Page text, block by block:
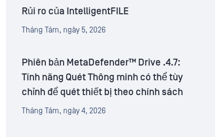
Rủi ro của IntelligentFILE
Tháng Tám, ngày 5, 2026
Phiên bản MetaDefender™ Drive .4.7:
Tính năng Quét Thông minh có thể tùy
chỉnh để quét thiết bị theo chính sách
Tháng Tám, ngày 4, 2026